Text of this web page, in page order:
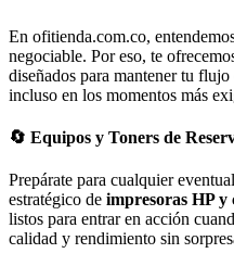
En ofitienda.com.co,
negociable. Por eso, te
diseñados para mantener tu
incluso en los momentos más
🔄 Equipos y Toners de
Prepárate para cualquier
estratégico de impresoras HP y
listos para entrar en acción
calidad y rendimiento sin